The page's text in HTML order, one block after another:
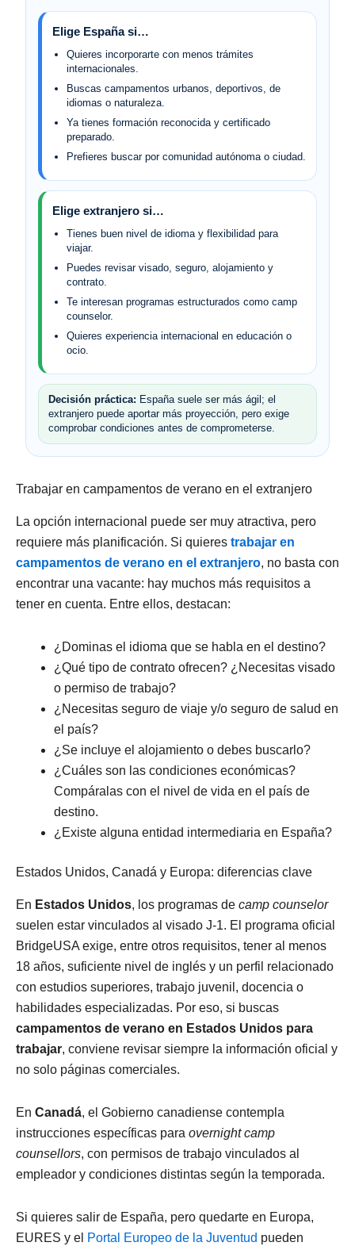
Elige España si…
Quieres incorporarte con menos trámites
internacionales.
Buscas campamentos urbanos, deportivos, de
idiomas o naturaleza.
Ya tienes formación reconocida y certificado
preparado.
Prefieres buscar por comunidad autónoma o ciudad.
Elige extranjero si…
Tienes buen nivel de idioma y flexibilidad para
viajar.
Puedes revisar visado, seguro, alojamiento y
contrato.
Te interesan programas estructurados como camp
counselor.
Quieres experiencia internacional en educación o
ocio.
Decisión práctica: España suele ser más ágil; el
extranjero puede aportar más proyección, pero exige
comprobar condiciones antes de comprometerse.
Trabajar en campamentos de verano en el extranjero
La opción internacional puede ser muy atractiva, pero
requiere más planificación. Si quieres trabajar en
campamentos de verano en el extranjero, no basta con
encontrar una vacante: hay muchos más requisitos a
tener en cuenta. Entre ellos, destacan:
¿Dominas el idioma que se habla en el destino?
¿Qué tipo de contrato ofrecen? ¿Necesitas visado
o permiso de trabajo?
¿Necesitas seguro de viaje y/o seguro de salud en
el país?
¿Se incluye el alojamiento o debes buscarlo?
¿Cuáles son las condiciones económicas?
Compáralas con el nivel de vida en el país de
destino.
¿Existe alguna entidad intermediaria en España?
Estados Unidos, Canadá y Europa: diferencias clave
En Estados Unidos, los programas de camp counselor
suelen estar vinculados al visado J-1. El programa oficial
BridgeUSA exige, entre otros requisitos, tener al menos
18 años, suficiente nivel de inglés y un perfil relacionado
con estudios superiores, trabajo juvenil, docencia o
habilidades especializadas. Por eso, si buscas
campamentos de verano en Estados Unidos para
trabajar, conviene revisar siempre la información oficial y
no solo páginas comerciales.
En Canadá, el Gobierno canadiense contempla
instrucciones específicas para overnight camp
counsellors, con permisos de trabajo vinculados al
empleador y condiciones distintas según la temporada.
Si quieres salir de España, pero quedarte en Europa,
EURES y el Portal Europeo de la Juventud pueden